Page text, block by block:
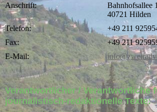
Anschrift:
Bahnhofsallee
40721 Hilden
Telefon:
+49 211
Fax:
+49 211
E-Mail:
Verantwortlicher / Verantwortliche
journalistisch-redaktionelle Texte: